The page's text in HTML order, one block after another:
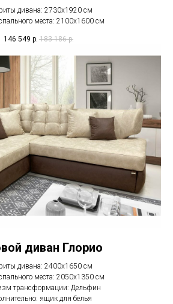
дивана: 2730x1920 см
места: 2100x1600 см
146 549 р. 183 186 р.
диван Глорио
дивана: 2400х1650 см
места: 2050х1350 см
трансформации: Дельфин
ящик для белья